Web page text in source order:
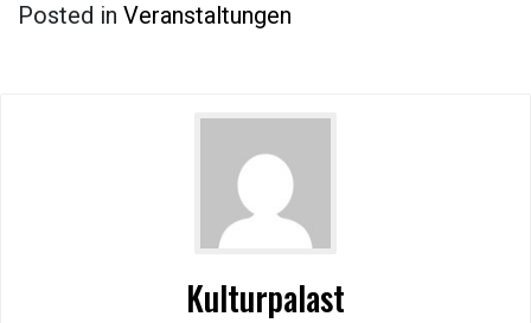
Posted in Veranstaltungen
Kulturpalast